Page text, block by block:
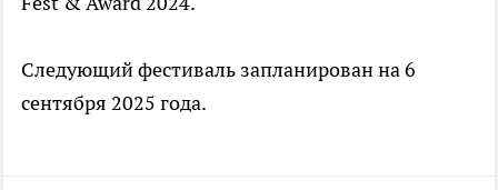
Следующий фестиваль запланирован на 6
сентября 2025 года.